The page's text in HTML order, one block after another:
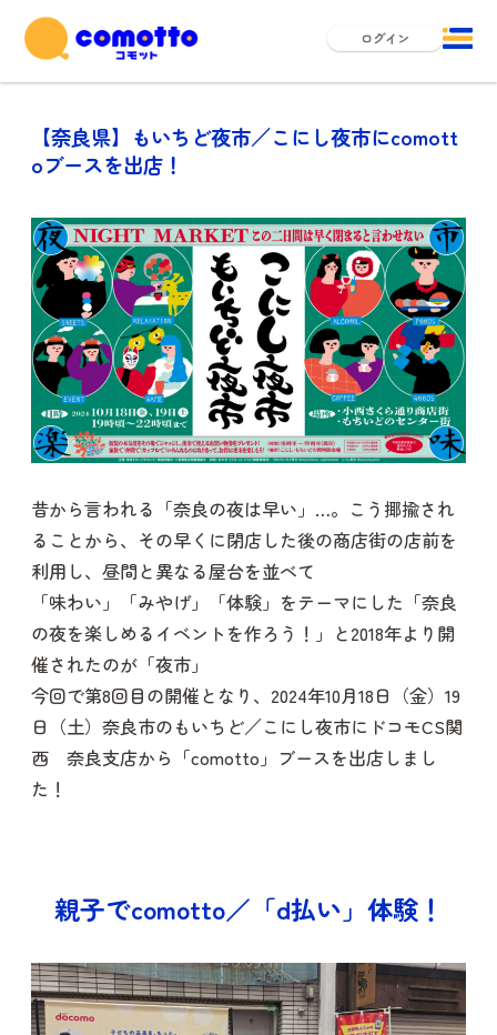
ログイン
【奈良県】もいちど夜市／こにし夜市にcomott
oブースを出店！
昔から言われる「奈良の夜は早い」…。こう揶揄され
ることから、その早くに閉店した後の商店街の店前を
利用し、昼間と異なる屋台を並べて
「味わい」「みやげ」「体験」をテーマにした「奈良
の夜を楽しめるイベントを作ろう！」と2018年より開
催されたのが「夜市」
今回で第8回目の開催となり、2024年10月18日（金）19
日（土）奈良市のもいちど／こにし夜市にドコモCS関
西 奈良支店から「comotto」ブースを出店しまし
た！
親子でcomotto／「d払い」体験！